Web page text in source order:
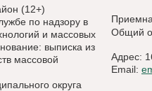
(12+)
по надзору в
и массовых
выписка из
массовой
округа
Общий
Адрес:
Email: